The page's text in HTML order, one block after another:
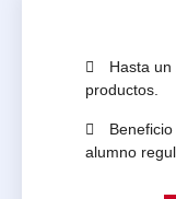
Hasta
productos.
alumno